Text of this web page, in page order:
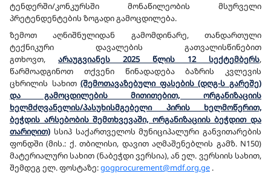
ტენდერში/კონკურსში მონაწილეობის მსურველი
პრეტენდენტების ზოგადი გამოცდილება.
ზემოთ აღნიშნულიდან გამომდინარე, თანდართული
ტექნიკური დავალების გათვალისწინებით
გთხოვთ, არაუგვიანეს 2025 წლის 12 სექტემბერს,
წარმოადგინოთ თქვენი წინადადება ბაზრის კვლევის
ცხრილის სახით(შემოთავაზებული ფასების (დღგ-ს გარეშე)
და გამოცდილების მითითებით, ორგანიზაციის
ხელმძღვანელის/პასუხისმგებელი პირის ხელმოწერით,
ბეჭდის არსებობის შემთხვევაში, ორგანიზაციის ბეჭდით და
თარიღით) სსიპ საქართველოს მუნიციპალური განვითარების
ფონდში (მის.: ქ. თბილისი, დავით აღმაშენებლის გამზ. N150)
მატერიალური სახით (ნაბეჭდი ვერსია), ან ელ. ვერსიის სახით,
შემდეგ ელ. ფოსტაზე:gogprocurement@mdf.org.ge .